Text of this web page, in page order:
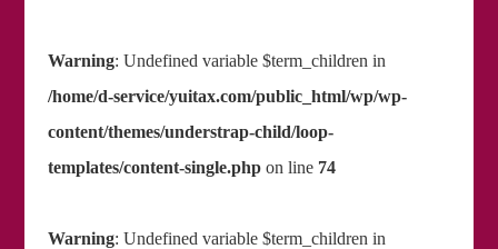
Warning: Undefined variable $term_children in
/home/d-service/yuitax.com/public_html/wp/wp-
content/themes/understrap-child/loop-
templates/content-single.phpon line 74
Warning: Undefined variable $term_children in